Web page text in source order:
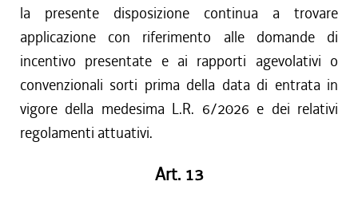
la presente disposizione continua a trovare
applicazione con riferimento alle domande di
incentivo presentate e ai rapporti agevolativi o
convenzionali sorti prima della data di entrata in
vigore della medesima L.R. 6/2026 e dei relativi
regolamenti attuativi.
Art. 13